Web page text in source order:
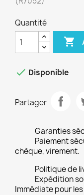
Quantité

 Disponible
Partager
Garanties
Paiement
chèque, virement.
Politique de
Expédition
Immédiate pour